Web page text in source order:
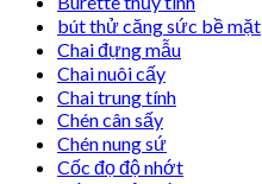
bút thử căng sức bề mặt
Chai đựng mẫu
Chai nuôi cấy
Chai trung tính
Chén cân sấy
Chén nung sứ
Cốc đọ độ nhớt